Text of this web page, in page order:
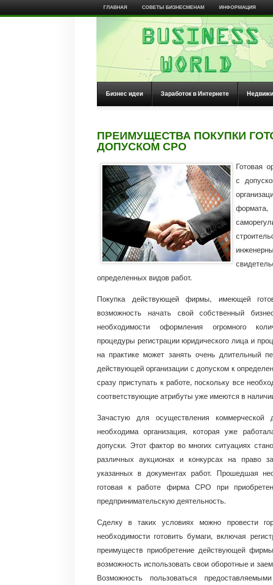
ГЛАВНАЯ СОВЕТЫ БИЗНЕСМЕНАМ ИНФОРМАЦИЯ
Бизнес идеи Заработок в Интернете
ПРЕИМУЩЕСТВА ПОКУПКИ
ДОПУСКОМ СРО
Готовая
с
определенных видов работ.
Покупка действующей фирмы, имеющей
возможность начать свой собственный
необходимости оформления огромного
процедуры регистрации юридического лица и
на практике может занять очень длительный
действующей организации с допуском к
сразу приступать к работе, поскольку все
соответствующие атрибуты уже имеются в
Зачастую для осуществления коммерческой
необходима организация, которая уже
допуски. Этот фактор во многих ситуациях
различных аукционах и конкурсах на право
указанных в документах работ. Прошедшая
готовая к работе фирма СРО при
предпринимательскую деятельность.
Сделку в таких условиях можно провести
необходимости готовить бумаги, включая
преимуществ приобретение действующей
возможность использовать свои оборотные и
Возможность пользоваться